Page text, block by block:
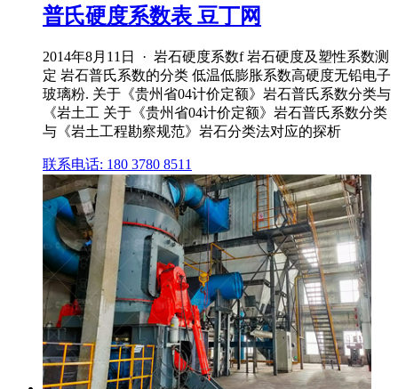
普氏硬度系数表 豆丁网
2014年8月11日 · 岩石硬度系数f 岩石硬度及塑性系数测
定 岩石普氏系数的分类 低温低膨胀系数高硬度无铅电子
玻璃粉. 关于《贵州省04计价定额》岩石普氏系数分类与
《岩土工 关于《贵州省04计价定额》岩石普氏系数分类
与《岩土工程勘察规范》岩石分类法对应的探析
联系电话: 180 3780 8511